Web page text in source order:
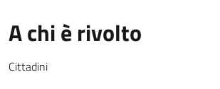
A chi è rivolto
Cittadini